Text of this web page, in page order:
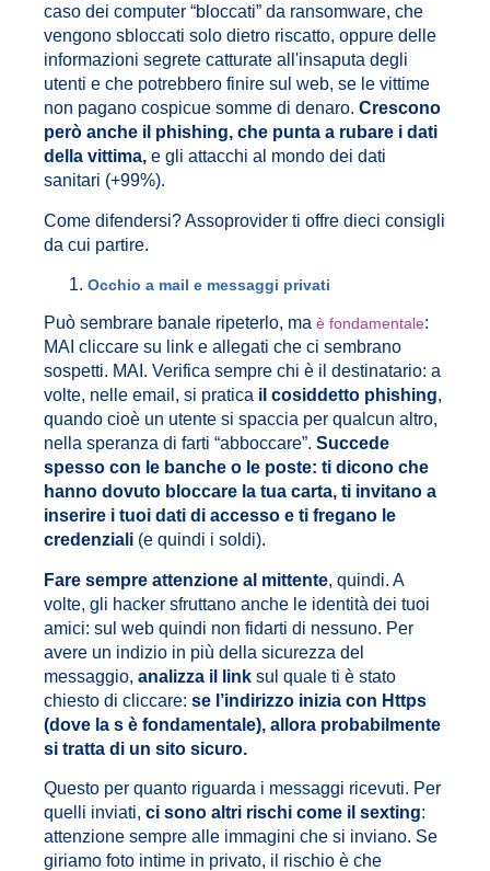
caso dei computer “bloccati” da ransomware, che
vengono sbloccati solo dietro riscatto, oppure delle
informazioni segrete catturate all'insaputa degli
utenti e che potrebbero finire sul web, se le vittime
non pagano cospicue somme di denaro. Crescono
però anche il phishing, che punta a rubare i dati
della vittima, e gli attacchi al mondo dei dati
sanitari (+99%).
Come difendersi? Assoprovider ti offre dieci consigli
da cui partire.
Occhio a mail e messaggi privati
Può sembrare banale ripeterlo, ma è fondamentale:
MAI cliccare su link e allegati che ci sembrano
sospetti. MAI. Verifica sempre chi è il destinatario: a
volte, nelle email, si pratica il cosiddetto phishing,
quando cioè un utente si spaccia per qualcun altro,
nella speranza di farti “abboccare”. Succede
spesso con le banche o le poste: ti dicono che
hanno dovuto bloccare la tua carta, ti invitano a
inserire i tuoi dati di accesso e ti fregano le
credenziali (e quindi i soldi).
Fare sempre attenzione al mittente, quindi. A
volte, gli hacker sfruttano anche le identità dei tuoi
amici: sul web quindi non fidarti di nessuno. Per
avere un indizio in più della sicurezza del
messaggio, analizza il link sul quale ti è stato
chiesto di cliccare: se l’indirizzo inizia con Https
(dove la s è fondamentale), allora probabilmente
si tratta di un sito sicuro.
Questo per quanto riguarda i messaggi ricevuti. Per
quelli inviati, ci sono altri rischi come il sexting:
attenzione sempre alle immagini che si inviano. Se
giriamo foto intime in privato, il rischio è che